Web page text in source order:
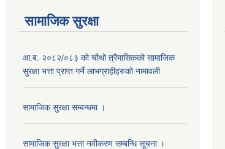
सामाजिक सुरक्षा
आ.ब. २०८२/०८३ को चौथो त्रैमासिकको सामाजिक
सुरक्षा भत्ता प्राप्त गर्ने लाभग्राहीहरुको नामावली
सामाजिक सुरक्षा सम्बन्धमा ।
सामाजिक सुरक्षा भत्ता नवीकरण सम्बन्धि सूचना ।